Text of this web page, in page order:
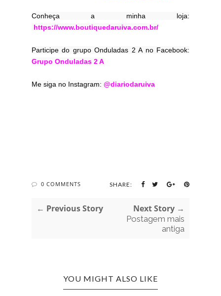
Conheça a minha loja:
https://www.boutiquedaruiva.com.br/
Grupo Onduladas 2 A
Me siga no Instagram: @diariodaruiva
0 COMMENTS SHARE:
← Previous Story Next Story →
Postagem mais
antiga
YOU MIGHT ALSO LIKE